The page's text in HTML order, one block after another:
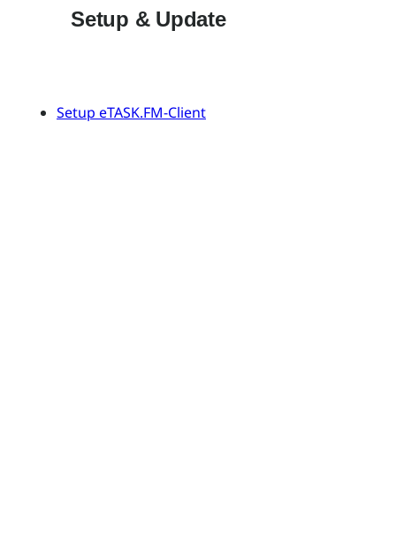
Setup & Update
Setup eTASK.FM-Client